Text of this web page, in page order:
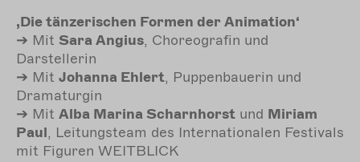
‚Die tänzerischen Formen der Animation‘
➔ Mit Sara Angius, Choreografin und
Darstellerin
➔ Mit Johanna Ehlert, Puppenbauerin und
Dramaturgin
➔ Mit Alba Marina Scharnhorst und Miriam
Paul, Leitungsteam des Internationalen Festivals
mit Figuren WEITBLICK